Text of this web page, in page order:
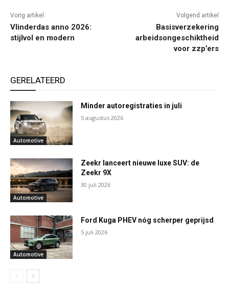
Vorig artikel
Vlinderdas anno 2026:
stijlvol en modern
Volgend artikel
Basisverzekering
arbeidsongeschiktheid
voor zzp’ers
GERELATEERD
Automotive
Minder autoregistraties in juli
5 augustus 2026
Automotive
Zeekr lanceert nieuwe luxe SUV: de
Zeekr 9X
30 juli 2026
Automotive
Ford Kuga PHEV nóg scherper geprijsd
5 juli 2026